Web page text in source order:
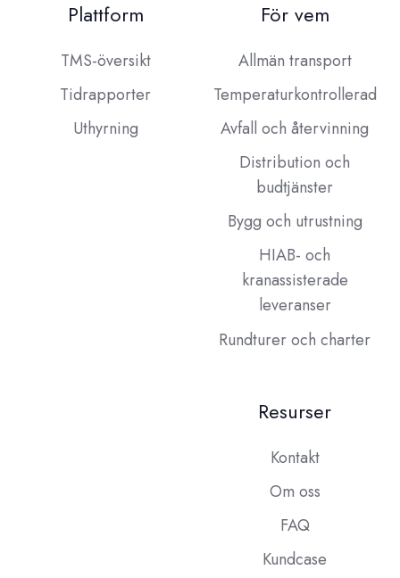
Plattform
TMS-översikt
Tidrapporter
Uthyrning
För vem
Allmän transport
Temperaturkontrollerad
Avfall och återvinning
Distribution och
budtjänster
Bygg och utrustning
HIAB- och
kranassisterade
leveranser
Rundturer och charter
Resurser
Kontakt
Om oss
FAQ
Kundcase